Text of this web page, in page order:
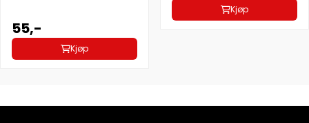
55,-
Kjøp
Kjøp